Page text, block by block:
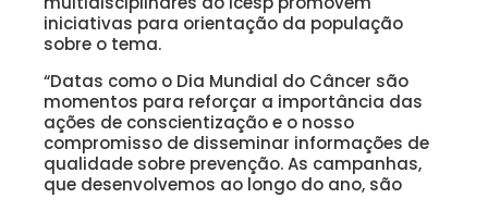
iniciativas para orientação da população
sobre o tema.
“Datas como o Dia Mundial do Câncer são
momentos para reforçar a importância das
ações de conscientização e o nosso
compromisso de disseminar informações de
qualidade sobre prevenção. As campanhas,
que desenvolvemos ao longo do ano, são